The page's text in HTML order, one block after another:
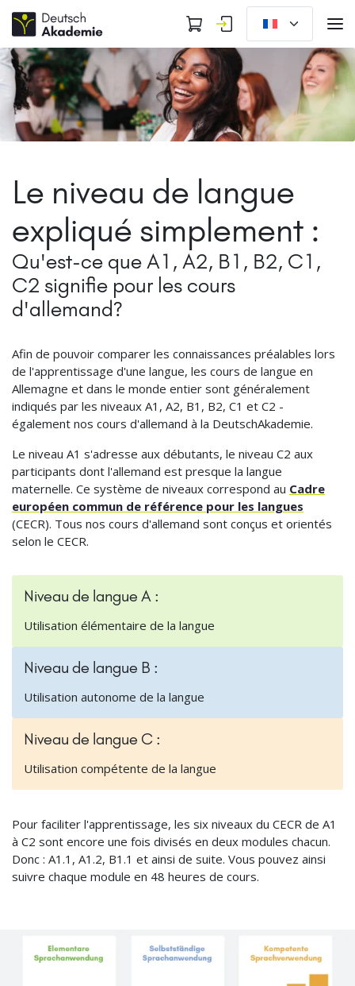
Le niveau de langue
expliqué simplement :
Qu'est-ce que A1, A2, B1, B2, C1,
C2 signifie pour les cours
d'allemand?
Afin de pouvoir comparer les connaissances préalables lors
de l'apprentissage d'une langue, les cours de langue en
Allemagne et dans le monde entier sont généralement
indiqués par les niveaux A1, A2, B1, B2, C1 et C2 -
également nos cours d'allemand à la DeutschAkademie.
Le niveau A1 s'adresse aux débutants, le niveau C2 aux
participants dont l'allemand est presque la langue
maternelle. Ce système de niveaux correspond au Cadre
européen commun de référence pour les langues
(CECR). Tous nos cours d'allemand sont conçus et orientés
selon le CECR.
Niveau de langue A :
Utilisation élémentaire de la langue
Niveau de langue B :
Utilisation autonome de la langue
Niveau de langue C :
Utilisation compétente de la langue
Pour faciliter l'apprentissage, les six niveaux du CECR de A1
à C2 sont encore une fois divisés en deux modules chacun.
Donc : A1.1, A1.2, B1.1 et ainsi de suite. Vous pouvez ainsi
suivre chaque module en 48 heures de cours.